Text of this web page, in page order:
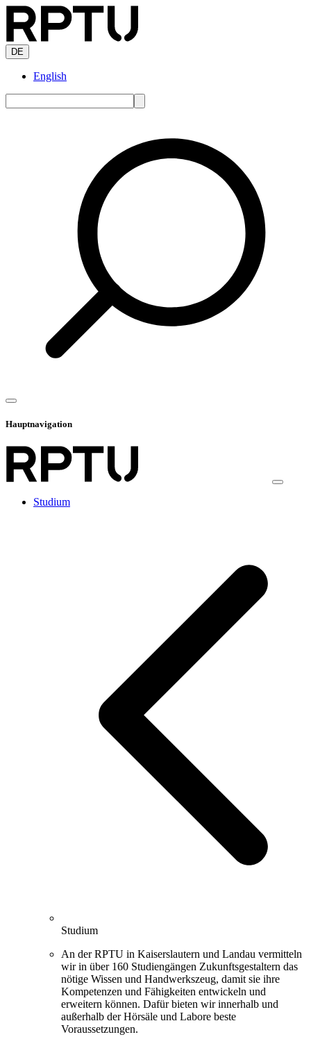
DE
English
Hauptnavigation
Studium
Studium
An der RPTU in Kaiserslautern und Landau vermitteln
wir in über 160 Studiengängen Zukunftsgestaltern das
nötige Wissen und Handwerkszeug, damit sie ihre
Kompetenzen und Fähigkeiten entwickeln und
erweitern können. Dafür bieten wir innerhalb und
außerhalb der Hörsäle und Labore beste
Voraussetzungen.